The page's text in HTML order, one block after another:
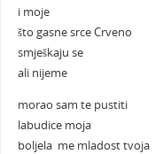
i moje
što gasne srce Crveno
smješkaju se
ali nijeme
morao sam te pustiti
labudice moja
boljela me mladost tvoja